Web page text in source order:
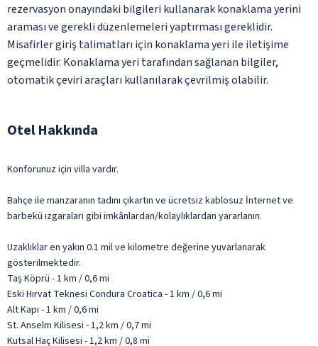
rezervasyon onayındaki bilgileri kullanarak konaklama yerini
araması ve gerekli düzenlemeleri yaptırması gereklidir.
Misafirler giriş talimatları için konaklama yeri ile iletişime
geçmelidir. Konaklama yeri tarafından sağlanan bilgiler,
otomatik çeviri araçları kullanılarak çevrilmiş olabilir.
Otel Hakkında
Konforunuz için villa vardır.
Bahçe ile manzaranın tadını çıkartın ve ücretsiz kablosuz İnternet ve
barbekü ızgaraları gibi imkânlardan/kolaylıklardan yararlanın.
Uzaklıklar en yakın 0.1 mil ve kilometre değerine yuvarlanarak
gösterilmektedir.
Taş Köprü - 1 km / 0,6 mi
Eski Hırvat Teknesi Condura Croatica - 1 km / 0,6 mi
Alt Kapı - 1 km / 0,6 mi
St. Anselm Kilisesi - 1,2 km / 0,7 mi
Kutsal Haç Kilisesi - 1,2 km / 0,8 mi